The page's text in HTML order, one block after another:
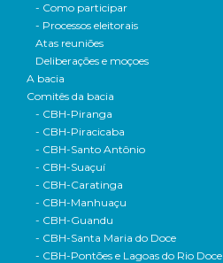
- Como participar
- Processos eleitorais
Atas reuniões
Deliberações e moçoes
A bacia
Comitês da bacia
- CBH-Piranga
- CBH-Piracicaba
- CBH-Santo Antônio
- CBH-Suaçuí
- CBH-Caratinga
- CBH-Manhuaçu
- CBH-Guandu
- CBH-Santa Maria do Doce
- CBH-Pontões e Lagoas do Rio Doce